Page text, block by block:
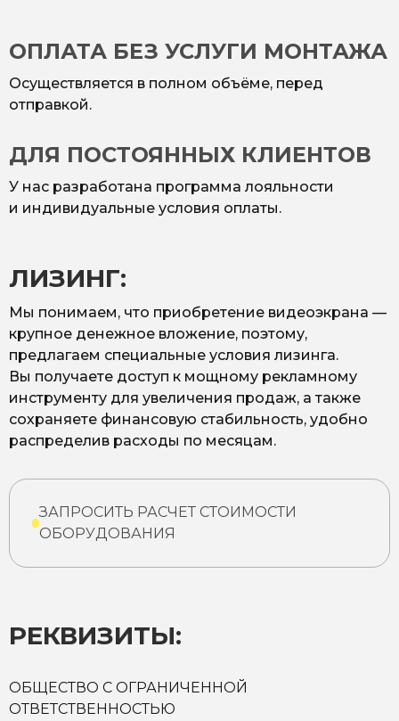
ОПЛАТА БЕЗ УСЛУГИ МОНТАЖА
Осуществляется в полном объёме, перед
отправкой.
ДЛЯ ПОСТОЯННЫХ КЛИЕНТОВ
У нас разработана программа лояльности
и индивидуальные условия оплаты.
ЛИЗИНГ:
Мы понимаем, что приобретение видеоэкрана —
крупное денежное вложение, поэтому,
предлагаем специальные условия лизинга.
Вы получаете доступ к мощному рекламному
инструменту для увеличения продаж, а также
сохраняете финансовую стабильность, удобно
распределив расходы по месяцам.
ЗАПРОСИТЬ РАСЧЕТ СТОИМОСТИ
ОБОРУДОВАНИЯ
РЕКВИЗИТЫ:
ОБЩЕСТВО С ОГРАНИЧЕННОЙ
ОТВЕТСТВЕННОСТЬЮ